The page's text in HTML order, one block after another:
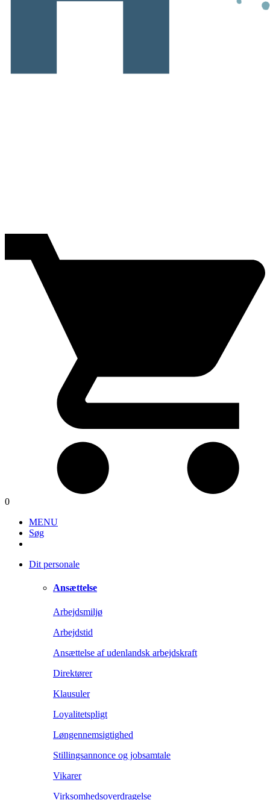
0
MENU
Søg
Dit personale
Ansættelse
Arbejdsmiljø
Arbejdstid
Ansættelse af udenlandsk arbejdskraft
Direktører
Klausuler
Loyalitetspligt
Løngennemsigtighed
Stillingsannonce og jobsamtale
Vikarer
Virksomhedsoverdragelse